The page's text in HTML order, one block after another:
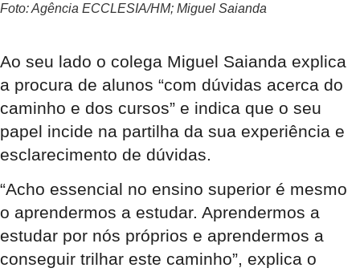
Foto: Agência ECCLESIA/HM; Miguel Saianda
Ao seu lado o colega Miguel Saianda explica
a procura de alunos “com dúvidas acerca do
caminho e dos cursos” e indica que o seu
papel incide na partilha da sua experiência e
esclarecimento de dúvidas.
“Acho essencial no ensino superior é mesmo
o aprendermos a estudar. Aprendermos a
estudar por nós próprios e aprendermos a
conseguir trilhar este caminho”, explica o